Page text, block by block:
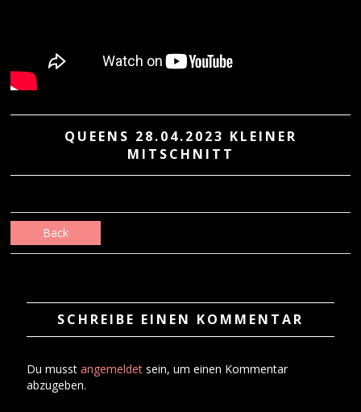
QUEENS 28.04.2023 KLEINER
MITSCHNITT
Back
SCHREIBE EINEN KOMMENTAR
Du musst angemeldet sein, um einen Kommentar
abzugeben.